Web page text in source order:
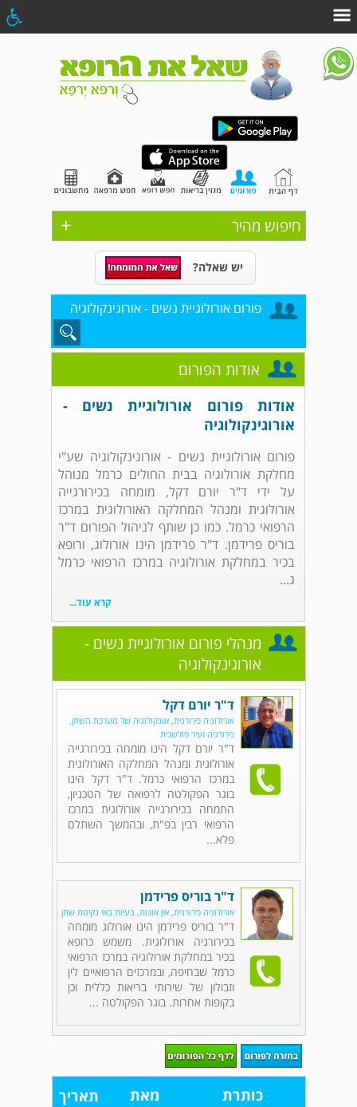
+ חיפוש מהיר
יש שאלה?
פורום אורולוגיית נשים - אורוגינקולוגיה
אודות הפורום
אודות פורום אורולוגיית נשים -
אורוגינקולוגיה
פורום אורולוגיית נשים - אורוגינקולוגיה שע"י
מחלקת אורולוגיה בבית החולים כרמל מנוהל
על ידי ד"ר יורם דקל, מומחה בכירורגייה
אורולוגית ומנהל המחלקה האורולוגית במרכז
הרפואי כרמל. כמו כן שותף לניהול הפורום ד"ר
בוריס פרידמן. ד"ר פרידמן הינו אורולוג, ורופא
בכיר במחלקת אורולוגיה במרכז הרפואי כרמל
ג...
קרא עוד...
מנהלי פורום אורולוגיית נשים -
אורוגינקולוגיה
ד"ר יורם דקל
אורולוגיה כירורגית, אונקולוגיה של מערכת השתן,
כירורגיה זעיר פולשנית
ד"ר יורם דקל הינו מומחה בכירורגייה
אורולוגית ומנהל המחלקה האורולוגית
במרכז הרפואי כרמל. ד"ר דקל הינו
בוגר הפקולטה לרפואה של הטכניון,
התמחה בכירורגייה אורולוגית במרכז
הרפואי רבין בפ"ת, ובהמשך השתלם
פלא...
ד"ר בוריס פרידמן
אורולוגיה כירורגית, אין אונות, בעיות באי נקיטת שתן
ד"ר בוריס פרידמן הינו אורולוג מומחה
בכירורגיה אורולוגית. משמש כרופא
בכיר במחלקת אורולוגיה במרכז הרפואי
כרמל שבחיפה, ובמרכזים הרפואיים לין
וזבולון של שירותי בריאות כללית וכן
בקופות אחרות. בוגר הפקולטה ...
כותרת מאת תאריך